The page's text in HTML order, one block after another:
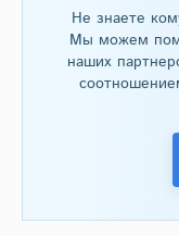
Не знаете
Мы можем
наших